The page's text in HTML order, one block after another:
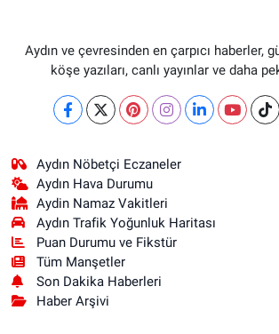
Aydın ve çevresinden en çarpıcı haberler,
köşe yazıları, canlı yayınlar ve daha
Aydın Nöbetçi Eczaneler
Aydın Hava Durumu
Aydin Namaz Vakitleri
Aydın Trafik Yoğunluk Haritası
Puan Durumu ve Fikstür
Tüm Manşetler
Son Dakika Haberleri
Haber Arşivi